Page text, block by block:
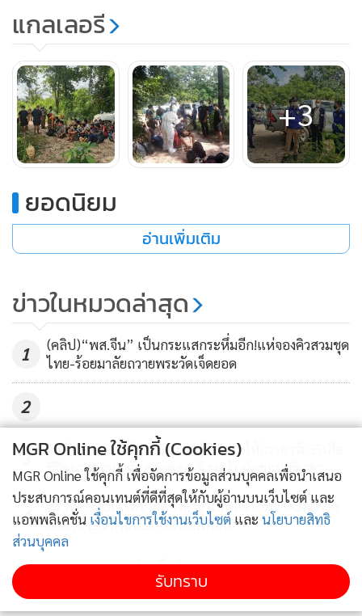
สอบสวนเบื้องต้นทราบว่าแรงงานต่างด้าวสัญชาติเมียนมาทั้ง 37
คนที่ถูกจับกุมในครั้งนี้ ได้ลักลอบแอบข้ามแนวชายแดนไทย-เมีย
นมา ผ่านช่องทางธรรมชาติ แต่ไม่ทราบจุดแน่นอน โดยมีกลุ่ม
ขบวนการนายหน้าได้นำพาเข้ามาในพื้นที่ชายแดนจังหวัดตาก
และแรงงานทุกคนต้องจ่ายค่านำพาให้นายหน้าเป็นเงินคนละ
ซึ่งแรงงานทั้งหมดต้องเดินเท้าเข้าป่าข้ามภูเขาสูงหลายลูกเป็น
เวลานานกว่า 7 วัน เพื่อเดินเท้าอ้อมจุดตรวจของเจ้าหน้าที่ก่อน
หมายในป่า เพื่อจะขนลำเลียงส่งปลายทางกรุงเทพฯ แต่มาถูก
สกัดจับระหว่างทางเสียก่อน
ล่าสุดนายสวนิต สุริยกุล ณ อยุธยา ปลัดจังหวัดตากได้สั่งการให้
นำกำลังฝ่ายปกครองจังหวัดตากในทุกพื้นที่จุดล่อแหลมที่เสี่ยง
ต่อการขนส่งและนำพาคนต่างด้าวผิดกฎหมายเข้ามาในพื้นที่
ชายแดนจังหวัดตาก โดยให้มีการสนธิกำลังร่วมกับทหารและ
ตำรวจท้องที่และฝ่ายที่เกี่ยวข้องเข้าร่วมกันตั้งจุดตรวจจุดสกัด
อย่างเข้มงวดทั้งบนถนนสายหลักและบนถนนสายรองทุกสาย
ทั้งนี้เพื่อป้องกันและสกัดการนำพาแรงงานต่างด้าวเข้าหัวเมือง
ชั้นในจังหวัดตากตลอด 24 ชั่วโมง
แกลเลอรี
+3
ยอดนิยม
อ่านเพิ่มเติม
ข่าวในหมวดล่าสุด
1
(คลิป)“พส.จีน” เป็นกระแสกระหึ่มอีก!แห่จองคิวสวมชุด
ไทย-ร้อยมาลัยถวายพระวัดเจ็ดยอด
2
3
"ปวีณา"นำสามีร้องขอความเป็นธรรมให้ภรรยาวัย35เสีย
ชีวิตจากการผ่าตัดคลอดลูก-จี้ รพ.รับผิดชอบเยียวยา
4
ตร.ภาค5จับเครือข่ายแก๊งค้ายาเสพติดข้ามชาติ3คดีรวด
ยึดยาบ้า3.2ล้านเม็ด-เฮโรอีนเพียบ
ข่าวอื่นในหมวด
MGR Online ใช้คุกกี้ (Cookies)
MGR Online ใช้คุกกี้ เพื่อจัดการข้อมูลส่วนบุคคลเพื่อนำเสนอ
ประสบการณ์คอนเทนต์ที่ดีที่สุดให้กับผู้อ่านบนเว็บไซต์ และ
แอพพลิเคชั่น เงื่อนไขการใช้งานเว็บไซต์ และ นโยบายสิทธิ
ส่วนบุคคล
รับทราบ